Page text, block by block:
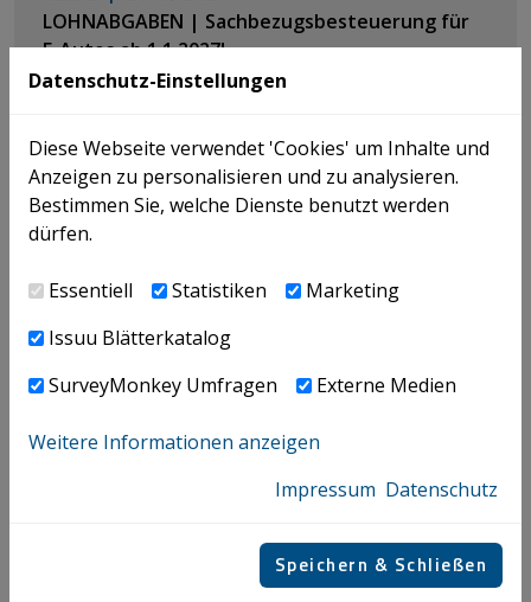
LOHNABGABEN | Sachbezugsbesteuerung für
E-Autos ab 1.1.2027!
NEWS |20.07.2026
SAUDI-ARABIEN | Besteuerung von
Anlagenbauprojekten - VAT
NEWS |18.06.2026
VORSTEUERERSTATTUNG | So sichern Sie Ihre
Erstattungsansprüche
Datenschutz-Einstellungen
Diese Webseite verwendet 'Cookies' um Inhalte und
Anzeigen zu personalisieren und zu analysieren.
Bestimmen Sie, welche Dienste benutzt werden
dürfen.
Essentiell Statistiken
Marketing
Issuu Blätterkatalog
SurveyMonkey Umfragen
Externe Medien
Weitere Informationen anzeigen
Impressum Datenschutz
Speichern & Schließen